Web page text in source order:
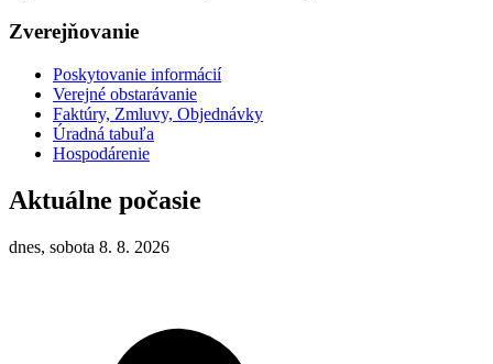
Zverejňovanie
Poskytovanie informácií
Verejné obstarávanie
Faktúry, Zmluvy, Objednávky
Úradná tabuľa
Hospodárenie
Aktuálne počasie
dnes, sobota 8. 8. 2026